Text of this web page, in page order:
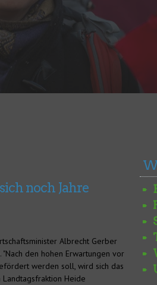
noch Jahre
Albrecht Gerber
den hohen Erwartungen vor
werden soll, wird sich das
Heide